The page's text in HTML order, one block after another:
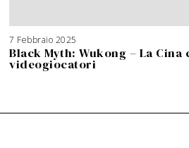
7 Febbraio 2025
Black Myth: Wukong – La Cina
videogiocatori